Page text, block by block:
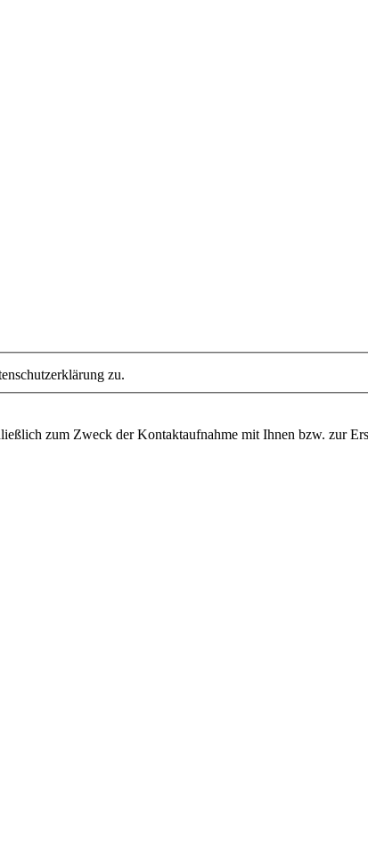
zu.
zum Zweck der Kontaktaufnahme mit Ihnen bzw. zur